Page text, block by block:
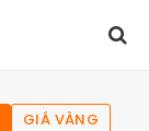
GIÁ VÀNG